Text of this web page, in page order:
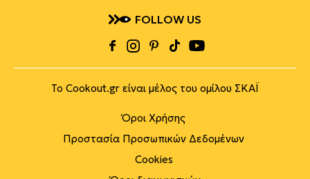
FOLLOW US
Το Cookout.gr είναι μέλος του ομίλου ΣΚΑΪ
Όροι Χρήσης
Προστασία Προσωπικών Δεδομένων
Cookies